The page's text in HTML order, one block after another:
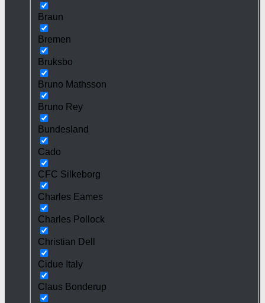
Braun
Bremen
Bruksbo
Bruno Mathsson
Bruno Rey
Bundesland
Cado
CFC Silkeborg
Charles Eames
Charles Pollock
Christian Dell
Cidue Italy
Claus Bonderup